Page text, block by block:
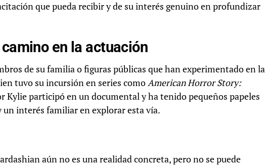
que pueda recibir y de su interés genuino en profundizar
en la actuación
de su familia o figuras públicas que han experimentado en la
tuvo su incursión en series comoAmerican Horror Story:
Kylie participó en un documental y ha tenido pequeños papeles
interés familiar en explorar esta vía.
aún no es una realidad concreta, pero no se puede